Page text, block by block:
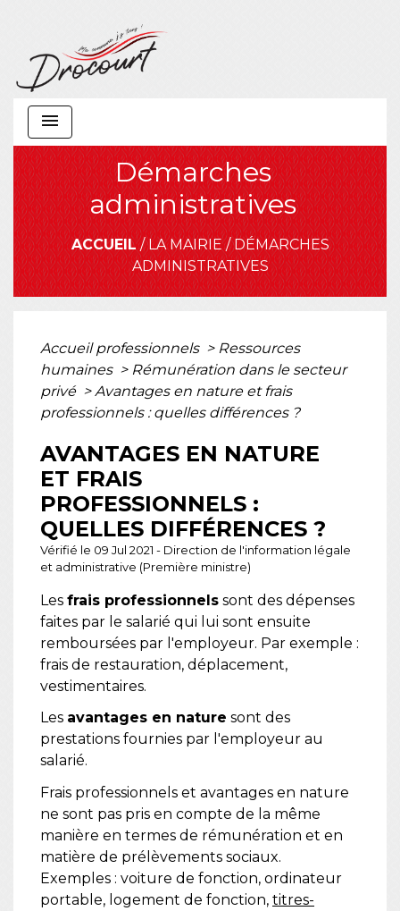
menu
Démarches
administratives
ACCUEIL/LA MAIRIE/DÉMARCHES
ADMINISTRATIVES
Accueil professionnels > Ressources
humaines > Rémunération dans le secteur
privé > Avantages en nature et frais
professionnels : quelles différences ?
AVANTAGES EN NATURE
ET FRAIS
PROFESSIONNELS :
QUELLES DIFFÉRENCES ?
Vérifié le 09 Jul 2021 - Direction de l'information légale
et administrative (Première ministre)
Les frais professionnels sont des dépenses
faites par le salarié qui lui sont ensuite
remboursées par l'employeur. Par exemple :
frais de restauration, déplacement,
vestimentaires.
Les avantages en nature sont des
prestations fournies par l'employeur au
salarié.
Frais professionnels et avantages en nature
ne sont pas pris en compte de la même
manière en termes de rémunération et en
matière de prélèvements sociaux.
Exemples : voiture de fonction, ordinateur
portable, logement de fonction, titres-